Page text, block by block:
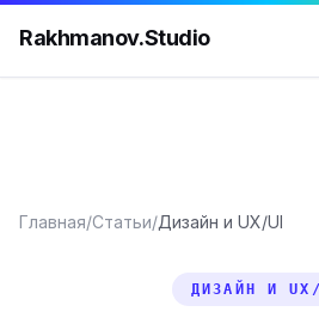
Rakhmanov.Studio
Главная/Статьи/Дизайн и UX/UI
ДИЗАЙН И